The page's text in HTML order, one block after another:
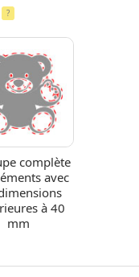
?
complète
avec
à 40
mm